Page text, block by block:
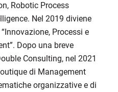
Robotic Process
Nel 2019 diviene
Processi e
Dopo una breve
Consulting, nel 2021
di Management
organizzative e di